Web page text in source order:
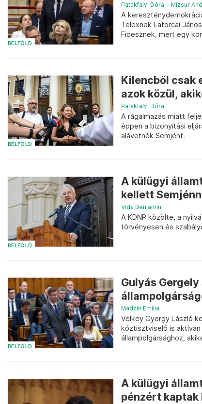
BELFÖLD
Patakfalvi Dóra – Mizsur
A
Telexnek Latorcai
Fidesznek, mert egy
BELFÖLD
Kilencből csak
azok közül,
Patakfalvi Dóra
A rágalmazás miatt
éppen a bizonyítási
alávetnék Semjént.
BELFÖLD
A külügyi
kellett
Vida Benjámin
A KDNP közölte, a
törvényesen és
BELFÖLD
Gulyás
Madzin Emília
Velkey György László
köztisztviselő is aktívan
állampolgársághoz,
A külügyi
pénzért kaptak